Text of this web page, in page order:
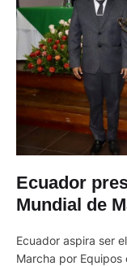
Ecuador
Mundial de
Ecuador aspira ser
Marcha por Equipos